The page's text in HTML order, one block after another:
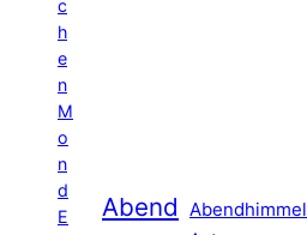
c
h
e
n
M
o
n
d
E
Abend Abendhimmel